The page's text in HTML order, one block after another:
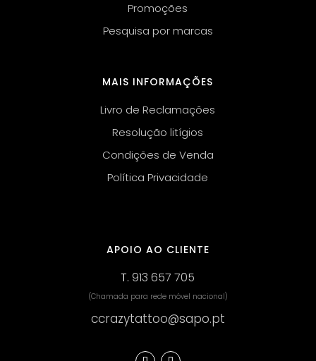
Promoções
Pesquisa por marcas
MAIS INFORMAÇÕES
Livro de Reclamações
Resolução litígios
Condições de Venda
Política Privacidade
APOIO AO CLIENTE
T.913 657 705
(Chamada para rede móvel nacional)
ccrazytattoo@sapo.pt